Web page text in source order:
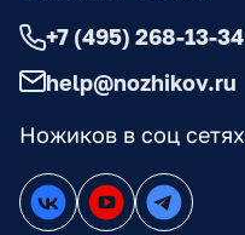
Ножиков в соц сетях
+7 (495) 268-13-34
help@nozhikov.ru